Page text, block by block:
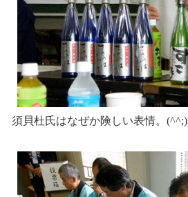
須貝杜氏はなぜか険しい表情。(^^;)